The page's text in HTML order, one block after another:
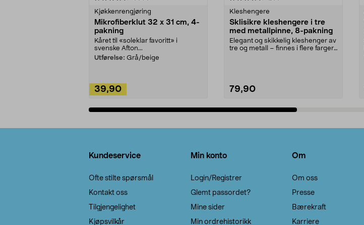
Kjøkkenrengjøring
Mikrofiberklut 32 x 31 cm, 4-
pakning
Kåret til «soleklar favoritt» i
svenske Afton...
Utførelse: Grå/beige
39,90
Kleshengere
Sklisikre kleshengere i tre
med metallpinne, 8-pakning
Elegant og skikkelig kleshenger av
tre og metall – finnes i flere farger.
79,90
Kundeservice
Ofte stilte spørsmål
Kontakt oss
Tilgjengelighet
Kjøpsvilkår
Min konto
Login/Registrer
Glemt passordet?
Mine sider
Min ordrehistorikk
Om
Om oss
Presse
Bærekraft
Karriere